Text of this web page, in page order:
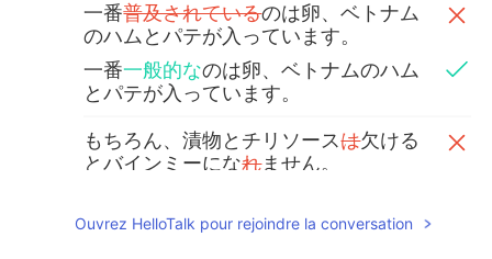
一番普及されているのは卵、ベトナム
のハムとパテが入っています。
一番一般的なのは卵、ベトナムのハム
とパテが入っています。
もちろん、漬物とチリソースは欠ける
とバインミーになれません。
とバインミーになりません。
Ouvrez HelloTalk pour rejoindre la conversation